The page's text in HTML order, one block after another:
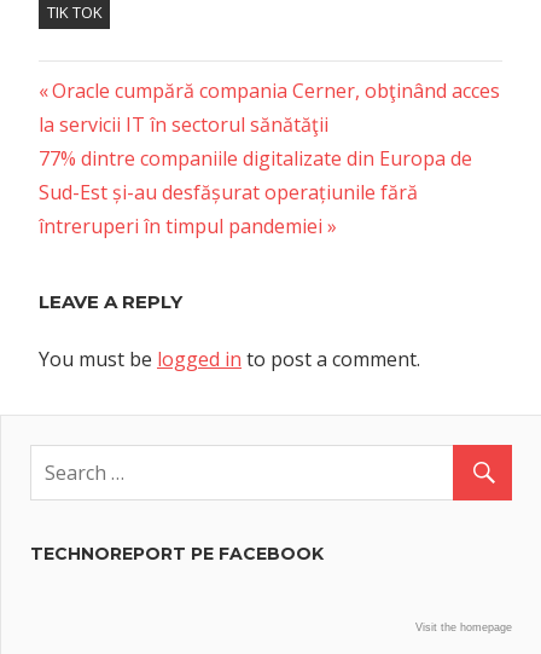
TIK TOK
Post
navigation
Previous
Post:
Oracle cumpără compania Cerner, obţinând acces
la servicii IT în sectorul sănătăţii
Next
Post:
77% dintre companiile digitalizate din Europa de
Sud-Est și-au desfășurat operațiunile fără
întreruperi în timpul pandemiei
LEAVE A REPLY
You must be logged in to post a comment.
TECHNOREPORT PE FACEBOOK
Visit the homepage